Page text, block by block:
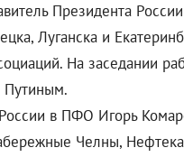
Президента
Луганска и
На заседании
Путиным.
в ПФО Игорь
Челны,